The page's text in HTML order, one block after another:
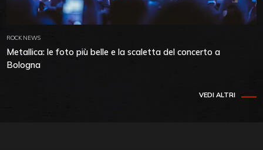
ROCK NEWS
Metallica: le foto più belle e la scaletta del concerto a
Bologna
VEDI ALTRI